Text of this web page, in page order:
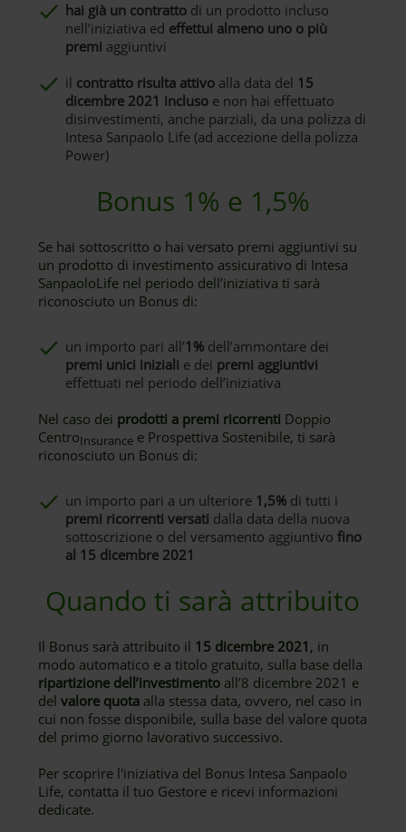
hai già un contratto di un prodotto incluso
nell’iniziativa ed effettui almeno uno o più
premi aggiuntivi
il contratto risulta attivo alla data del 15
dicembre 2021 incluso e non hai effettuato
disinvestimenti, anche parziali, da una polizza di
Intesa Sanpaolo Life (ad accezione della polizza
Power)
Bonus 1% e 1,5%
Se hai sottoscritto o hai versato premi aggiuntivi su
un prodotto di investimento assicurativo di Intesa
SanpaoloLife nel periodo dell’iniziativa ti sarà
riconosciuto un Bonus di:
un importo pari all’1% dell’ammontare dei
premi unici iniziali e dei premi aggiuntivi
effettuati nel periodo dell’iniziativa
Nel caso dei prodotti a premi ricorrenti Doppio
CentroInsurance e Prospettiva Sostenibile, ti sarà
riconosciuto un Bonus di:
un importo pari a un ulteriore 1,5% di tutti i
premi ricorrenti versati dalla data della nuova
sottoscrizione o del versamento aggiuntivofino
al 15 dicembre 2021
Quando ti sarà attribuito
Il Bonus sarà attribuito il 15 dicembre 2021 , in
modo automatico e a titolo gratuito, sulla base della
ripartizione dell’investimento all’8 dicembre 2021 e
delvalore quota alla stessa data, ovvero, nel caso in
cui non fosse disponibile, sulla base del valore quota
del primo giorno lavorativo successivo.
Per scoprire l'iniziativa del Bonus Intesa Sanpaolo
Life, contatta il tuo Gestore e ricevi informazioni
dedicate.